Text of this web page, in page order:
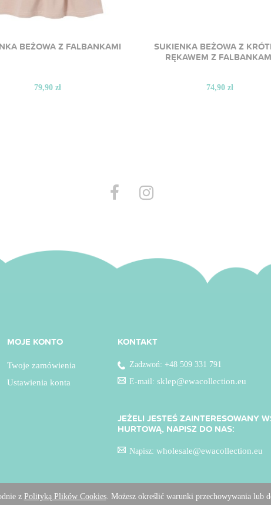
z Polityką Plików Cookies. Możesz określić warunki przechowywania lub
BEŻOWA Z FALBANKAMI
79,90 zł
SUKIENKA BEŻOWA Z
RĘKAWEM Z
74,90 zł
MOJE KONTO
Twoje zamówienia
Ustawienia konta
KONTAKT
Zadzwoń: +48 509 331 791
E-mail:sklep@ewacollection.eu
JEŻELI JESTEŚ ZAINTERESOWANY
HURTOWĄ, NAPISZ DO NAS:
Napisz:wholesale@ewacollection.eu
Sklep internetowy Shoper.pl